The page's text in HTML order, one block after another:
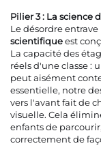
Pilier 3 : La science
Le désordre
scientifiqueest
La capacité des
réels d'une classe :
peut aisément
essentielle, notre
vers l'avant fait de
visuelle. Cela
enfants de
correctement de